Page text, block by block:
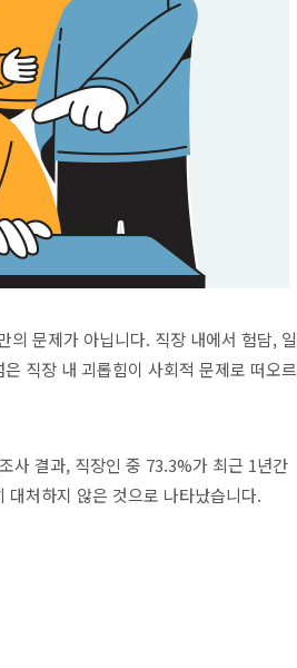
의 문제가 아닙니다. 직장 내에서 험담, 일
은 직장 내 괴롭힘이 사회적 문제로 떠오르
사 결과, 직장인 중 73.3%가 최근 1년간
대처하지 않은 것으로 나타났습니다.